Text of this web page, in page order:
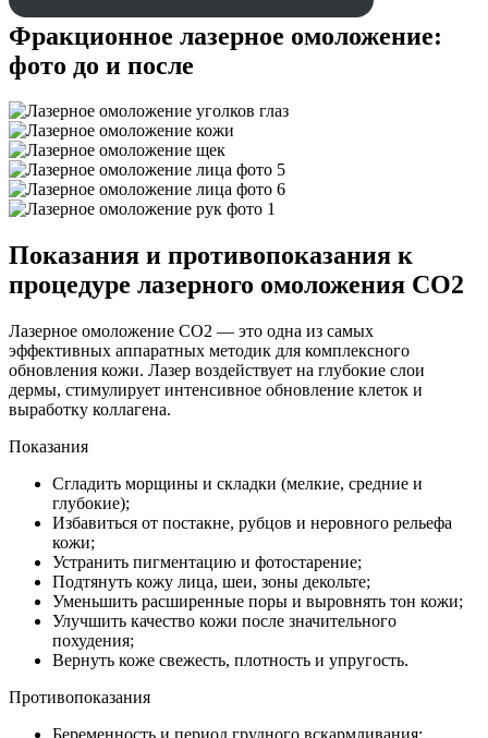
Фракционное лазерное омоложение:
фото до и после
Показания и противопоказания к
процедуре лазерного омоложения CO2
Лазерное омоложение CO2 — это одна из самых
эффективных аппаратных методик для комплексного
обновления кожи. Лазер воздействует на глубокие слои
дермы, стимулирует интенсивное обновление клеток и
выработку коллагена.
Показания
Сгладить морщины и складки (мелкие, средние и
глубокие);
Избавиться от постакне, рубцов и неровного рельефа
кожи;
Устранить пигментацию и фотостарение;
Подтянуть кожу лица, шеи, зоны декольте;
Уменьшить расширенные поры и выровнять тон кожи;
Улучшить качество кожи после значительного
похудения;
Вернуть коже свежесть, плотность и упругость.
Противопоказания